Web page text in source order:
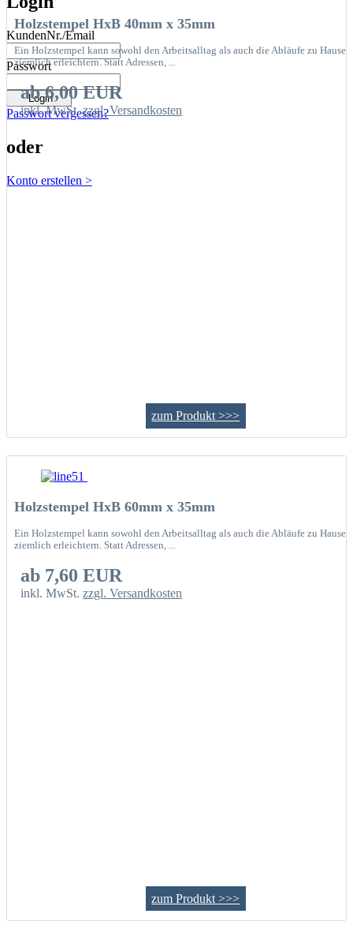
KundenNr./Email
Passwort
Passwort vergessen?
oder
Konto erstellen >
Holzstempel HxB 40mm x 35mm
Ein Holzstempel kann sowohl den Arbeitsalltag als auch die Abläufe zu Hause
ziemlich erleichtern. Statt Adressen, ...
ab 6,00 EUR
inkl. MwSt.zzgl. Versandkosten
zum Produkt >>>
Holzstempel HxB 60mm x 35mm
Ein Holzstempel kann sowohl den Arbeitsalltag als auch die Abläufe zu Hause
ziemlich erleichtern. Statt Adressen, ...
ab 7,60 EUR
inkl. MwSt.zzgl. Versandkosten
zum Produkt >>>